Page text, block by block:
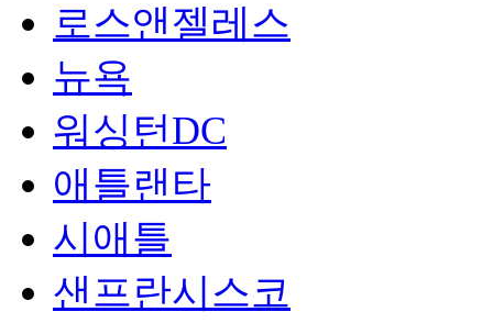
로스앤젤레스
뉴욕
워싱턴DC
애틀랜타
시애틀
샌프란시스코